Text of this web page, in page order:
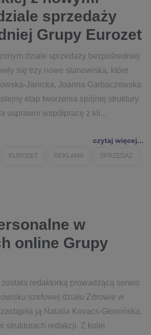
sprzedaży
Grupy Eurozet
dziale sprzedaży bezpośredniej
się trzy nowe stanowiska, które
Janicka, Joanna Garbaczewska
etap tworzenia spójnej struktury
usprawni współpracę z kli...
czytaj więcej...
EUROZET REKLAMA SPRZEDAŻ
w
online Grupy
redaktorką prowadzącą serwis
szefowej działu Zdrowie w
ją Natalia Kovacs-Głowińska,
strukturach redakcji. Z kolei